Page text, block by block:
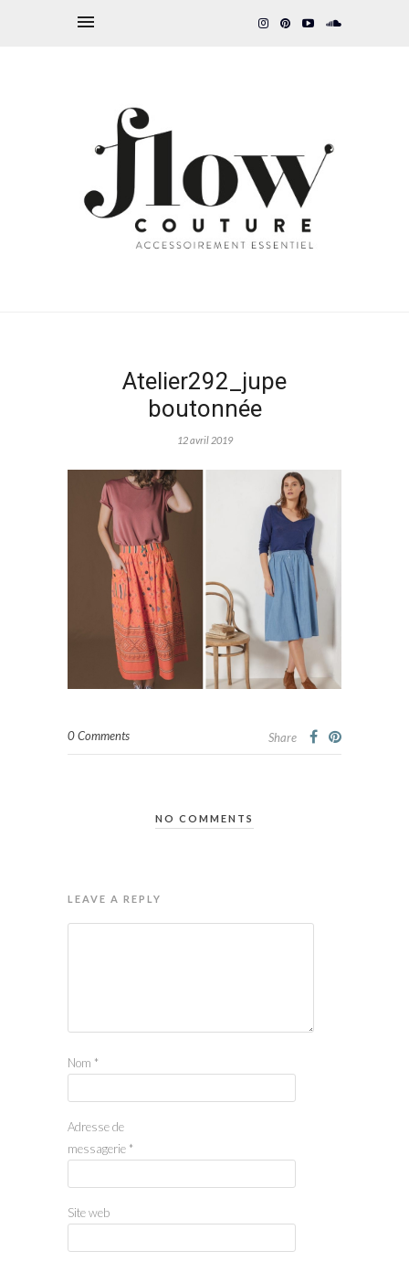
Atelier292_jupe
boutonnée
12 avril 2019
0 Comments Share
NO COMMENTS
LEAVE A REPLY
Nom *
Adresse de
messagerie *
Site web